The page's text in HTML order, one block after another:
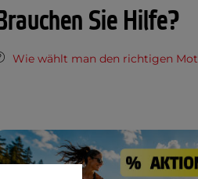
Sie Hilfe?
Wie wählt man den richtigen